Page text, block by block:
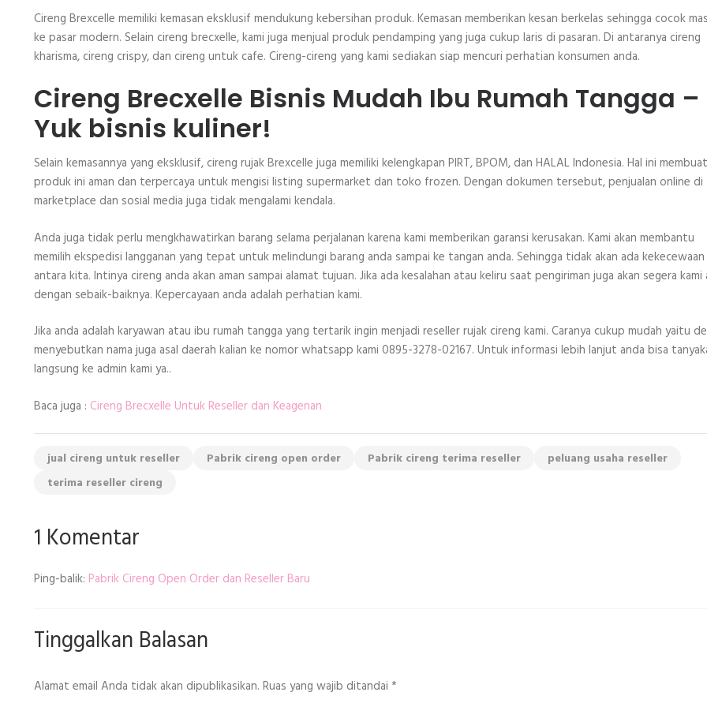
Cireng Brexcelle memiliki kemasan eksklusif mendukung kebersihan produk. Kemasan memberikan kesan berkelas sehingga cocok
ke pasar modern. Selain cireng brecxelle, kami juga menjual produk pendamping yang juga cukup laris di pasaran. Di antaranya cireng
kharisma, cireng crispy, dan cireng untuk cafe. Cireng-cireng yang kami sediakan siap mencuri perhatian konsumen anda.
Cireng Brecxelle Bisnis Mudah Ibu Rumah Tangga –
Yuk bisnis kuliner!
Selain kemasannya yang eksklusif, cireng rujak Brexcelle juga memiliki kelengkapan PIRT, BPOM, dan HALAL Indonesia. Hal ini membuat
produk ini aman dan terpercaya untuk mengisi listing supermarket dan toko frozen. Dengan dokumen tersebut, penjualan online di
marketplace dan sosial media juga tidak mengalami kendala.
Anda juga tidak perlu mengkhawatirkan barang selama perjalanan karena kami memberikan garansi kerusakan. Kami akan membantu
memilih ekspedisi langganan yang tepat untuk melindungi barang anda sampai ke tangan anda. Sehingga tidak akan ada
antara kita. Intinya cireng anda akan aman sampai alamat tujuan. Jika ada kesalahan atau keliru saat pengiriman juga akan segera kami
dengan sebaik-baiknya. Kepercayaan anda adalah perhatian kami.
Jika anda adalah karyawan atau ibu rumah tangga yang tertarik ingin menjadi reseller rujak cireng kami. Caranya cukup mudah yaitu
menyebutkan nama juga asal daerah kalian ke nomor whatsapp kami 0895-3278-02167. Untuk informasi lebih lanjut anda bisa
langsung ke admin kami ya..
Baca juga : Cireng Brecxelle Untuk Reseller dan Keagenan
jual cireng untuk reseller Pabrik cireng open order Pabrik cireng terima reseller
peluang usaha reseller
terima reseller cireng
1 Komentar
Ping-balik: Pabrik Cireng Open Order dan Reseller Baru
Tinggalkan Balasan
Alamat email Anda tidak akan dipublikasikan. Ruas yang wajib ditandai *